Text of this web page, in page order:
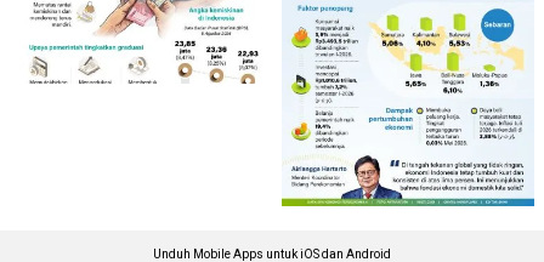
Unduh Mobile Apps untuk iOS dan Android